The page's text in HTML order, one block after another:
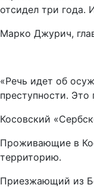
отсидел три года.
Марко Джурич,
«Речь идет об
преступности.
Косовский
Проживающие в
территорию.
Приезжающий из